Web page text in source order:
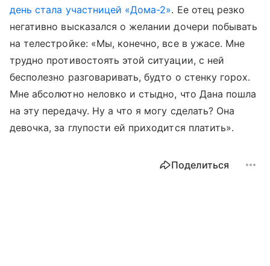
день стала участницей «Дома-2». Ее отец резко
негативно высказался о желании дочери побывать
на телестройке: «Мы, конечно, все в ужасе. Мне
трудно противостоять этой ситуации, с ней
бесполезно разговаривать, будто о стенку горох.
Мне абсолютно неловко и стыдно, что Дана пошла
на эту передачу. Ну а что я могу сделать? Она
девочка, за глупости ей приходится платить».
Поделиться